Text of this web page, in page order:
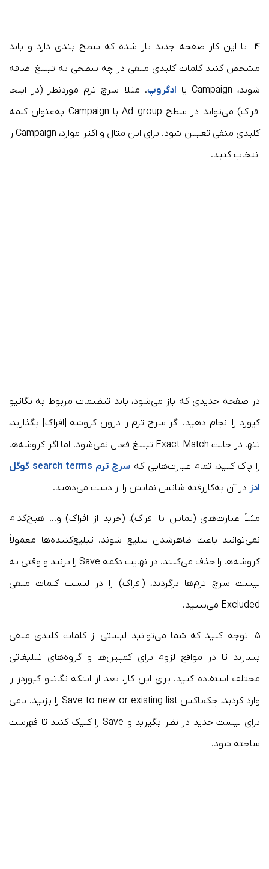
۴- با این کار صفحه جدید باز شده که سطح بندی دارد و باید
مشخص کنید کلمات کلیدی منفی در چه سطحی به تبلیغ اضافه
شوند، Campaign یا
ادگروپ. مثلا سرچ ترم موردنظر (در اینجا
افراک) می‌تواند در سطح Ad group یا Campaign به‌عنوان کلمه
کلیدی منفی تعیین شود. برای این مثال و اکثر موارد، Campaign را
انتخاب کنید.
در صفحه جدیدی که باز می‌شود، باید تنظیمات مربوط به نگاتیو
کیورد را انجام دهید. اگر سرچ ترم را درون کروشه [افراک] بگذارید،
تنها در حالت Exact Match تبلیغ فعال نمی‌شود. اما اگر کروشه‌ها
را پاک کنید، تمام عبارت‌هایی که
سرچ ترم search terms گوگل
ادز در آن به‌کاررفته شانس نمایش را از دست می‌دهند.
مثلاً عبارت‌های (تماس با افراک)، (خرید از افراک) و… هیچ‌کدام
نمی‌توانند باعث ظاهرشدن تبلیغ شوند. تبلیغ‌کننده‌ها معمولاً
کروشه‌ها را حذف می‌کنند. در نهایت دکمه Save را بزنید و وقتی به
لیست سرچ ترم‌ها برگردید، (افراک) را در لیست کلمات منفی
Excluded می‌بینید.
۵- توجه کنید که شما می‌توانید لیستی از کلمات کلیدی منفی
بسازید تا در مواقع لزوم برای کمپین‌ها و گروه‌های تبلیغاتی
مختلف استفاده کنید. برای این کار، بعد از اینکه نگاتیو کیوردز را
وارد کردید، چک‌باکس Save to new or existing list را بزنید. نامی
برای لیست جدید در نظر بگیرید و Save را کلیک کنید تا فهرست
ساخته شود.